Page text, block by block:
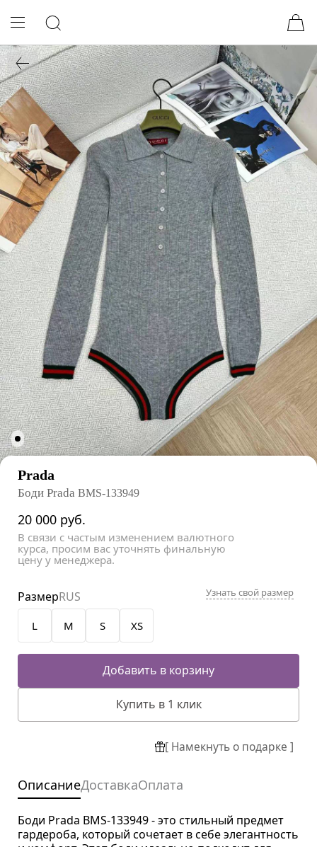
Prada
Боди Prada BMS-133949
20 000 руб.
В связи с частым изменением валютного
курса, просим вас уточнять финальную
цену у менеджера.
L M S XS
РазмерRUS Узнать свой размер
Добавить в корзину
Купить в 1 клик
[ Намекнуть о подарке ]
ОписаниеДоставкаОплата
Боди Prada BMS-133949 - это стильный предмет
гардероба, который сочетает в себе элегантность